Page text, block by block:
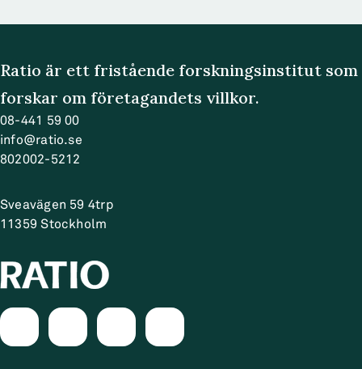
Ratio är ett fristående forskningsinstitut som
forskar om företagandets villkor.
08-441 59 00
info@ratio.se
802002-5212
Sveavägen 59 4trp
11359 Stockholm